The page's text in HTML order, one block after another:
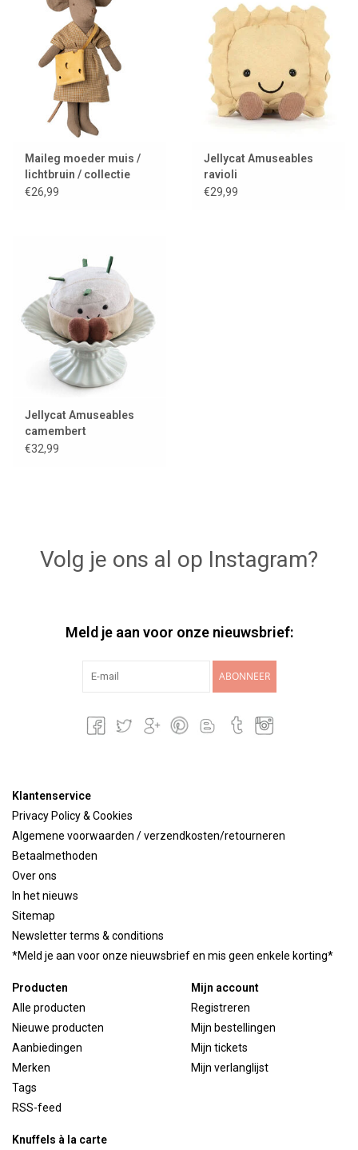
Maileg moeder muis /
lichtbruin / collectie
2025
€26,99
Jellycat Amuseables
ravioli
€29,99
Jellycat Amuseables
camembert
€32,99
Volg je ons al op Instagram?
Meld je aan voor onze nieuwsbrief:
ABONNEER
Klantenservice
Privacy Policy & Cookies
Algemene voorwaarden / verzendkosten/retourneren
Betaalmethoden
Over ons
In het nieuws
Sitemap
Newsletter terms & conditions
*Meld je aan voor onze nieuwsbrief en mis geen enkele korting*
Producten
Alle producten
Nieuwe producten
Aanbiedingen
Merken
Tags
RSS-feed
Mijn account
Registreren
Mijn bestellingen
Mijn tickets
Mijn verlanglijst
Knuffels à la carte